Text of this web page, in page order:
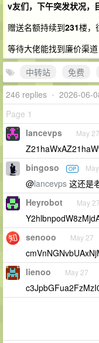
v友们，下午突发状况，
赠送名额持续到231楼，
等待大佬能找到廉价渠道
中转站
免费
246 replies • 2026-06-
Page 1
lancevps May 27
bingoso OP
@lancevps 这还是
Heyrobot May 27
senooo May 27
lienoo May 27